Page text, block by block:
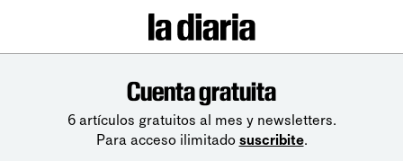
Cuenta gratuita
6 artículos gratuitos al mes y newsletters.
Para acceso ilimitado suscribite.